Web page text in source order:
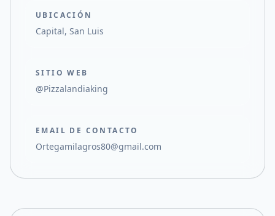
UBICACIÓN
Capital, San Luis
SITIO WEB
@Pizzalandiaking
EMAIL DE CONTACTO
Ortegamilagros80@gmail.com